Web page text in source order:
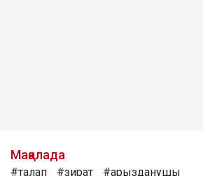
Мақалада
#талап #зират #арызданушы